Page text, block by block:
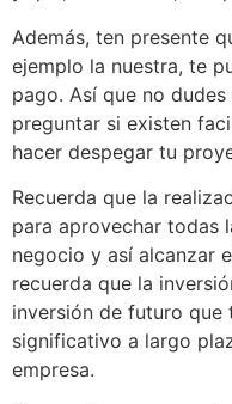
Además, ten presente
ejemplo la nuestra, te
pago. Así que no
preguntar si existen
hacer despegar tu
Recuerda que la
para aprovechar todas
negocio y así alcanzar
recuerda que la
inversión de futuro que
significativo a largo
empresa.